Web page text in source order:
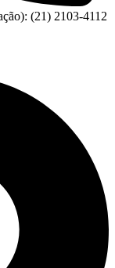
(21) 2103-4112